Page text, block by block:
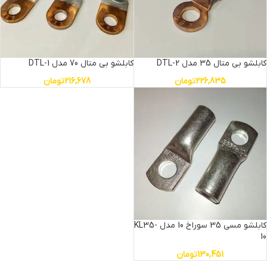
کابلشو بی متال 35 مدل DTL-2
226,835تومان
کابلشو بی متال 70 مدل DTL-1
216,678تومان
کابلشو مسی 35 سوراخ 10 مدل KL35-
10
130,451تومان